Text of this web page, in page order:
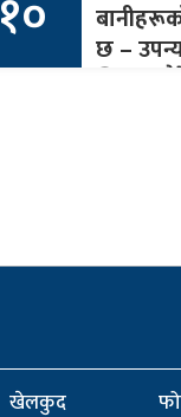
१० छ –
जिएस
खेलकुद